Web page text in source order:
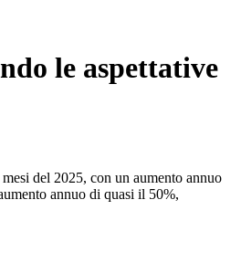
le aspettative
del 2025, con un aumento annuo
annuo di quasi il 50%,